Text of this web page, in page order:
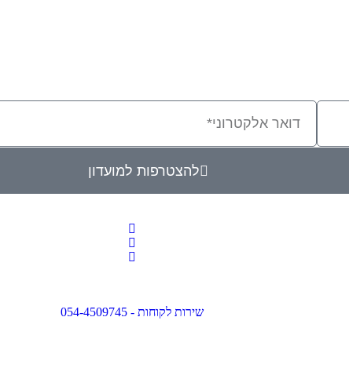
להצטרפות למועדון
שירות לקוחות - 054-4509745